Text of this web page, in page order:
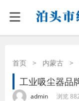
首页 > 内蒙古 >
工业吸尘器品
admin 浏览